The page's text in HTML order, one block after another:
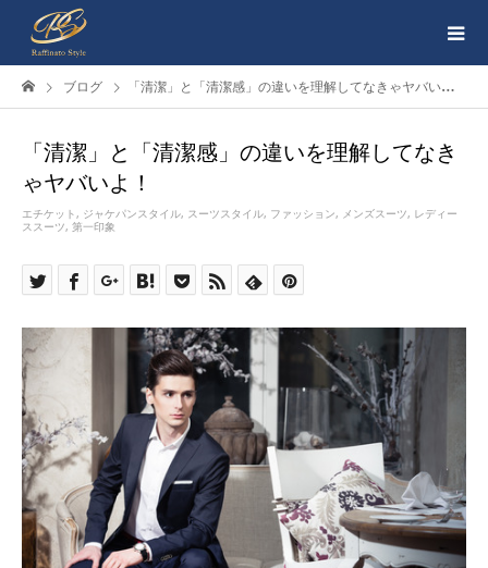
ブログ 「清潔」と「清潔感」の違いを理解してなきゃヤバいよ！
「清潔」と「清潔感」の違いを理解してなき
ゃヤバいよ！
エチケット, ジャケパンスタイル, スーツスタイル, ファッション, メンズスーツ, レディー
ススーツ, 第一印象